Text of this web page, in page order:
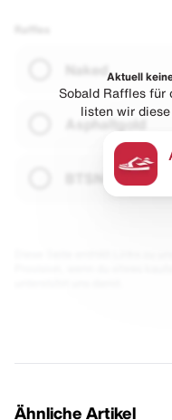
Naked
Asphaltgold
Aktuell
Sobald Raffles für
listen wir
Ähnliche Artikel